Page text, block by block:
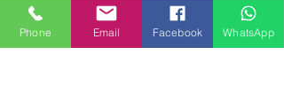
MILANHOUSES
Phone Email Facebook WhatsApp